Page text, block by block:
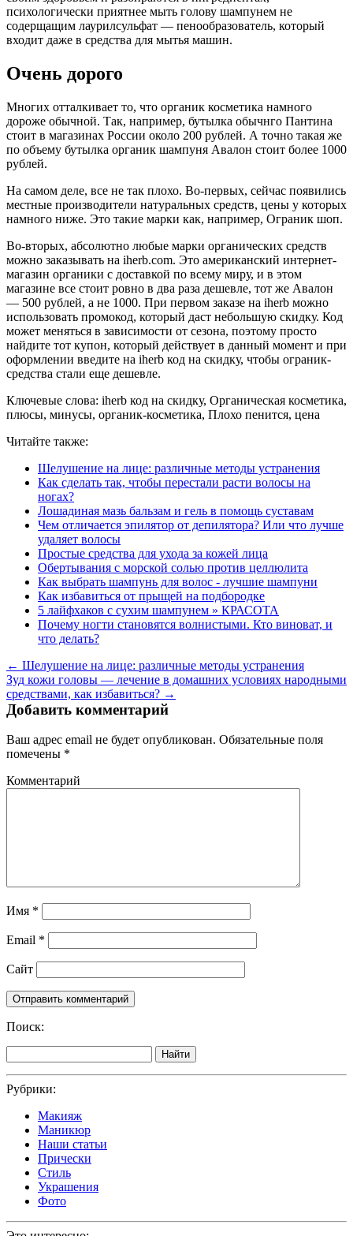
психологически приятнее мыть голову шампунем не
содерщащим лаурилсульфат — пенообразователь, который
входит даже в средства для мытья машин.
Очень дорого
Многих отталкивает то, что органик косметика намного
дороже обычной. Так, например, бутылка обычнго Пантина
стоит в магазинах России около 200 рублей. А точно такая же
по объему бутылка органик шампуня Авалон стоит более 1000
рублей.
На самом деле, все не так плохо. Во-первых, сейчас появились
местные производители натуральных средств, цены у которых
намного ниже. Это такие марки как, например, Ограник шоп.
Во-вторых, абсолютно любые марки органических средств
можно заказывать на iherb.com. Это американский интернет-
магазин органики с доставкой по всему миру, и в этом
магазине все стоит ровно в два раза дешевле, тот же Авалон
— 500 рублей, а не 1000. При первом заказе на iherb можно
использовать промокод, который даст небольшую скидку. Код
может меняться в зависимости от сезона, поэтому просто
найдите тот купон, который действует в данный момент и при
оформлении введите на iherb код на скидку, чтобы ограник-
средства стали еще дешевле.
Ключевые слова: iherb код на скидку, Органическая косметика,
плюсы, минусы, органик-косметика, Плохо пенится, цена
Читайте также:
Шелушение на лице: различные методы устранения
Как сделать так, чтобы перестали расти волосы на
ногах?
Лошадиная мазь бальзам и гель в помощь суставам
Чем отличается эпилятор от депилятора? Или что лучше
удаляет волосы
Простые средства для ухода за кожей лица
Обертывания с морской солью против целлюлита
Как выбрать шампунь для волос - лучшие шампуни
Как избавиться от прыщей на подбородке
5 лайфхаков с сухим шампунем » КРАСОТА
Почему ногти становятся волнистыми. Кто виноват, и
что делать?
← Шелушение на лице: различные методы устранения
Зуд кожи головы — лечение в домашних условиях народными
средствами, как избавиться? →
Добавить комментарий
Ваш адрес email не будет опубликован. Обязательные поля
помечены *
Комментарий
Имя *
Email *
Сайт
Поиск:
Найти
Рубрики:
Макияж
Маникюр
Наши статьи
Прически
Стиль
Украшения
Фото